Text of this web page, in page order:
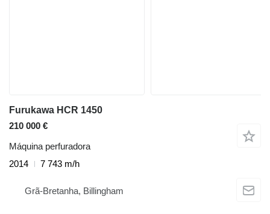
Furukawa HCR 1450
210 000 €
Máquina perfuradora
2014
7 743 m/h
Grã-Bretanha, Billingham